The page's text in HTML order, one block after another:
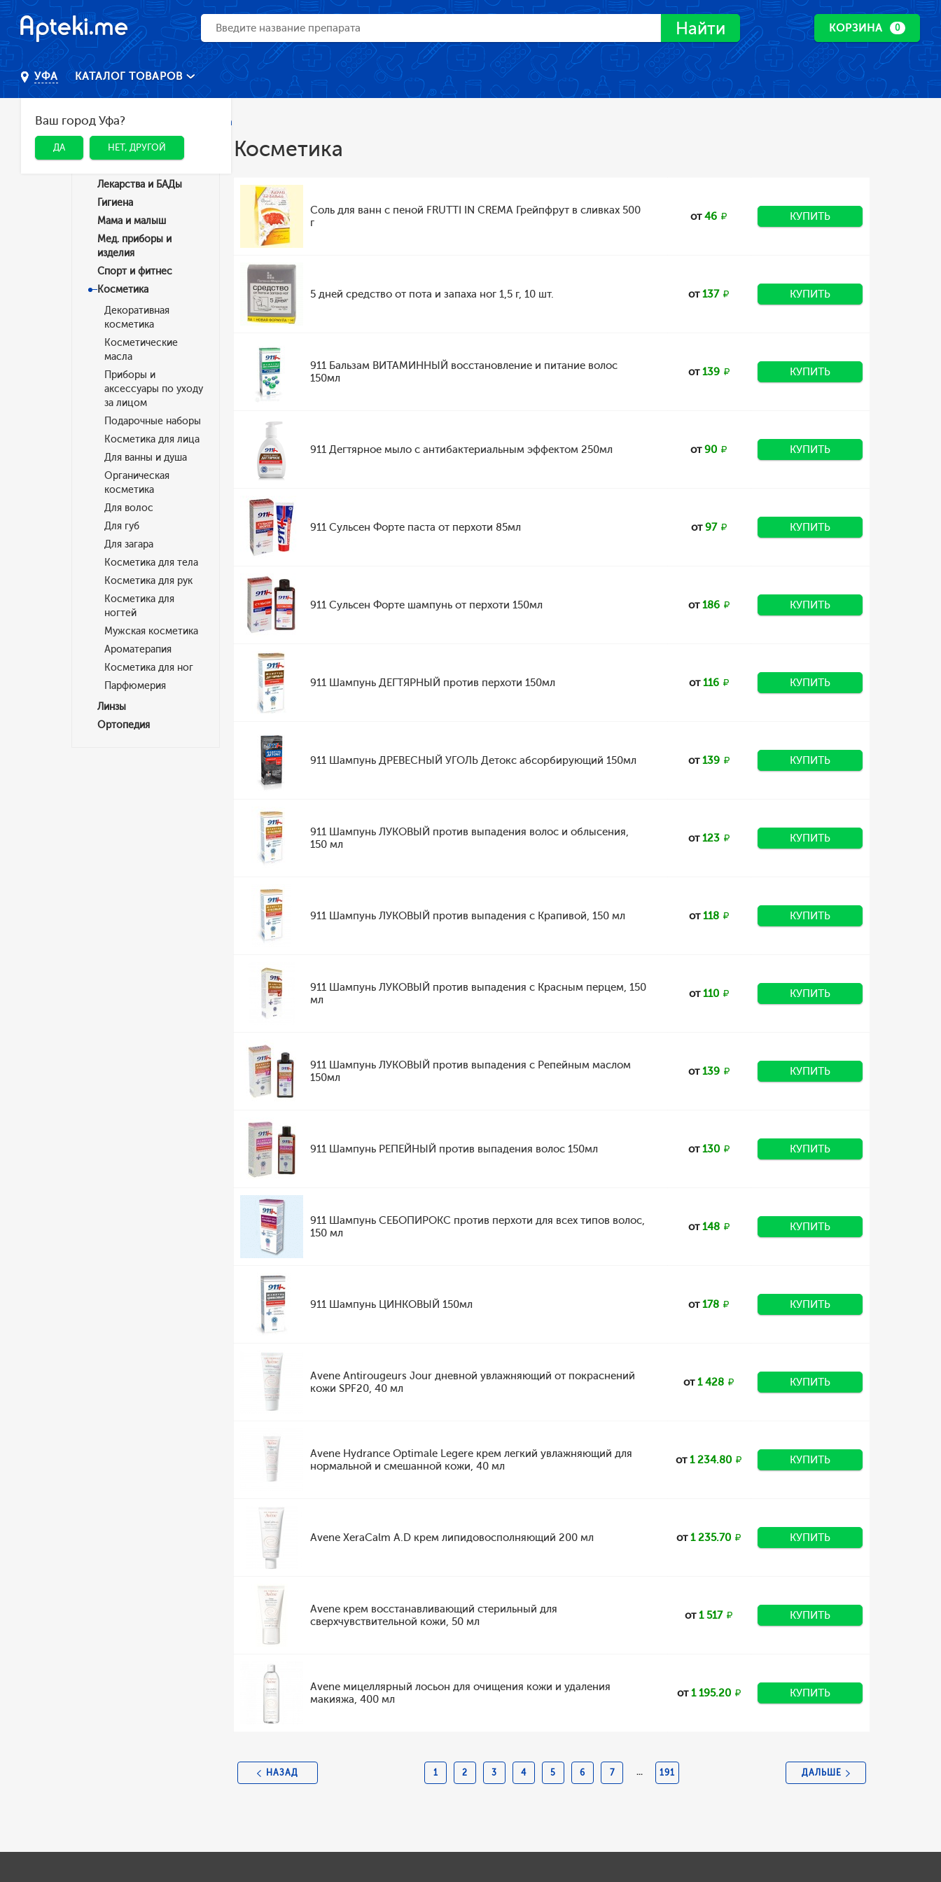
Найти КОРЗИНА 0
УФА
Ваш город Уфа?
ДА НЕТ, ДРУГОЙ
КАТАЛОГ ТОВАРОВ
Главная Каталог Косметика
Категории
Лекарства и БАДы
Гигиена
Мама и малыш
Мед. приборы и
изделия
Спорт и фитнес
Косметика
Декоративная
косметика
Косметические
масла
Приборы и
аксессуары по уходу
за лицом
Подарочные наборы
Косметика для лица
Для ванны и душа
Органическая
косметика
Для волос
Для губ
Для загара
Косметика для тела
Косметика для рук
Косметика для
ногтей
Мужская косметика
Ароматерапия
Косметика для ног
Парфюмерия
Линзы
Ортопедия
Косметика
Соль для ванн с пеной FRUTTI IN CREMA Грейпфрут в сливках 500
г
от46 КУПИТЬ
5 дней средство от пота и запаха ног 1,5 г, 10 шт. от137 КУПИТЬ
911 Бальзам ВИТАМИННЫЙ восстановление и питание волос
150мл
от139 КУПИТЬ
911 Дегтярное мыло с антибактериальным эффектом 250мл от90 КУПИТЬ
911 Сульсен Форте паста от перхоти 85мл от97 КУПИТЬ
911 Сульсен Форте шампунь от перхоти 150мл от186 КУПИТЬ
911 Шампунь ДЕГТЯРНЫЙ против перхоти 150мл от116 КУПИТЬ
911 Шампунь ДРЕВЕСНЫЙ УГОЛЬ Детокс абсорбирующий 150мл от139 КУПИТЬ
911 Шампунь ЛУКОВЫЙ против выпадения волос и облысения,
150 мл
от123 КУПИТЬ
911 Шампунь ЛУКОВЫЙ против выпадения с Крапивой, 150 мл от118 КУПИТЬ
911 Шампунь ЛУКОВЫЙ против выпадения с Красным перцем, 150
мл
от110 КУПИТЬ
911 Шампунь ЛУКОВЫЙ против выпадения с Репейным маслом
150мл
от139 КУПИТЬ
911 Шампунь РЕПЕЙНЫЙ против выпадения волос 150мл от130 КУПИТЬ
911 Шампунь СЕБОПИРОКС против перхоти для всех типов волос,
150 мл
от148 КУПИТЬ
911 Шампунь ЦИНКОВЫЙ 150мл от178 КУПИТЬ
Avene Antirougeurs Jour дневной увлажняющий от покраснений
кожи SPF20, 40 мл
от1 428 КУПИТЬ
Avene Hydrance Optimale Legere крем легкий увлажняющий для
нормальной и смешанной кожи, 40 мл
от1 234.80 КУПИТЬ
Avene XeraCalm A.D крем липидовосполняющий 200 мл от1 235.70 КУПИТЬ
Avene крем восстанавливающий стерильный для
сверхчувствительной кожи, 50 мл
от1 517 КУПИТЬ
Avene мицеллярный лосьон для очищения кожи и удаления
макияжа, 400 мл
от1 195.20 КУПИТЬ
НАЗАД 1 2 3 4 5 6 7 ... 191 ДАЛЬШЕ